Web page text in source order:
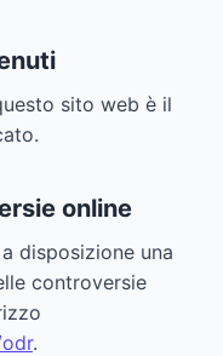
sito web è il
online
disposizione una
controversie
.